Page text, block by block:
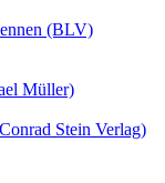
(BLV)
Müller)
Stein Verlag)